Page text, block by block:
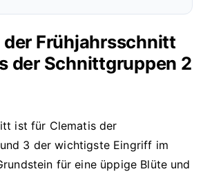
Frühjahrsschnitt
der Schnittgruppen 2
ist für Clematis der
3 der wichtigste Eingriff im
für eine üppige Blüte und